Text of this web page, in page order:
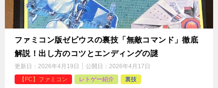
ファミコン版ゼビウスの裏技「無敵コマンド」徹底
解説！出し方のコツとエンディングの謎
更新日： 2026年4月19日 公開日： 2026年4月17日
【FC】ファミコン
レトゲー紹介 裏技